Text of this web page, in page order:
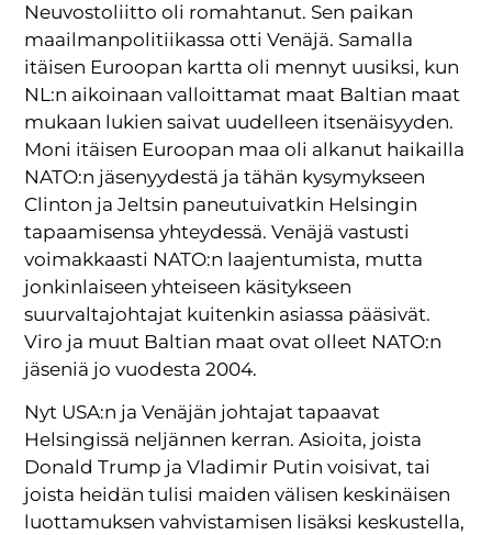
Neuvostoliitto oli romahtanut. Sen paikan
maailmanpolitiikassa otti Venäjä. Samalla
itäisen Euroopan kartta oli mennyt uusiksi, kun
NL:n aikoinaan valloittamat maat Baltian maat
mukaan lukien saivat uudelleen itsenäisyyden.
Moni itäisen Euroopan maa oli alkanut haikailla
NATO:n jäsenyydestä ja tähän kysymykseen
Clinton ja Jeltsin paneutuivatkin Helsingin
tapaamisensa yhteydessä. Venäjä vastusti
voimakkaasti NATO:n laajentumista, mutta
jonkinlaiseen yhteiseen käsitykseen
suurvaltajohtajat kuitenkin asiassa pääsivät.
Viro ja muut Baltian maat ovat olleet NATO:n
jäseniä jo vuodesta 2004.
Nyt USA:n ja Venäjän johtajat tapaavat
Helsingissä neljännen kerran. Asioita, joista
Donald Trump ja Vladimir Putin voisivat, tai
joista heidän tulisi maiden välisen keskinäisen
luottamuksen vahvistamisen lisäksi keskustella,